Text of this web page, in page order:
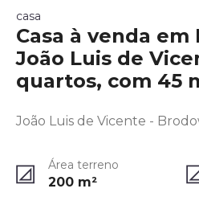
casa
Casa à venda
João Luis de
quartos, com 45
João Luis de Vicente -
Área terreno
200 m²